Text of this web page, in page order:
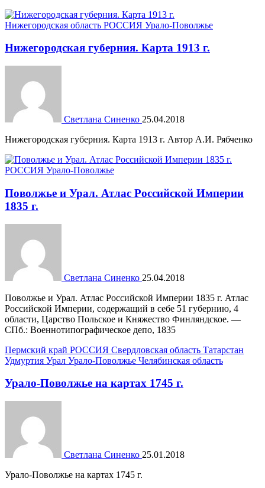
Нижегородская область РОССИЯ Урало-Поволжье
Нижегородская губерния. Карта 1913 г.
Светлана Синенко 25.04.2018
Нижегородская губерния. Карта 1913 г. Автор А.И. Рябченко
РОССИЯ Урало-Поволжье
Поволжье и Урал. Атлас Российской Империи
1835 г.
Светлана Синенко 25.04.2018
Поволжье и Урал. Атлас Российской Империи 1835 г. Атлас
Российской Империи, содержащий в себе 51 губернию, 4
области, Царство Польское и Княжество Финляндское. —
СПб.: Военнотипографическое депо, 1835
Пермский край РОССИЯ Свердловская область Татарстан
Удмуртия Урал Урало-Поволжье Челябинская область
Урало-Поволжье на картах 1745 г.
Светлана Синенко 25.01.2018
Урало-Поволжье на картах 1745 г.